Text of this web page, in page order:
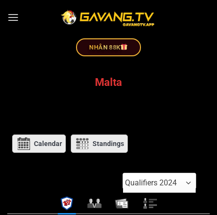
NHÂN 88K
Malta
Calendar Standings
Qualifiers 2024